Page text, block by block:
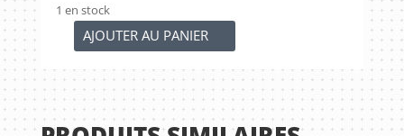
1 en stock
quantité
de
Pistolet
SMITH
&
AJOUTER AU PANIER